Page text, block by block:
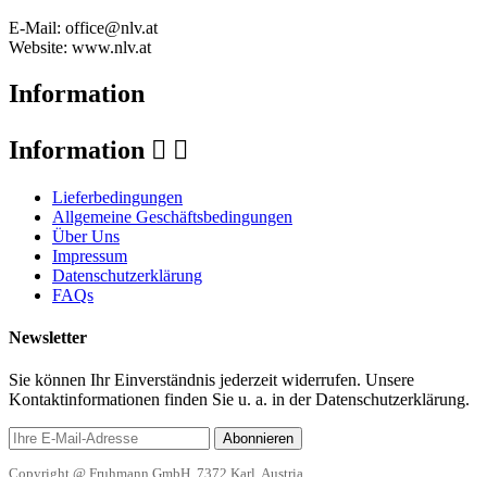
E-Mail: office@nlv.at
Website: www.nlv.at
Information
Information  
Lieferbedingungen
Allgemeine Geschäftsbedingungen
Über Uns
Impressum
Datenschutzerklärung
FAQs
Newsletter
Sie können Ihr Einverständnis jederzeit widerrufen. Unsere
Kontaktinformationen finden Sie u. a. in der Datenschutzerklärung.
Abonnieren
Copyright @ Fruhmann GmbH, 7372 Karl, Austria